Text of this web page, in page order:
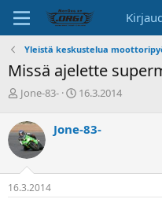
Yleistä keskustelua
Missä ajelette
K
s
k
u
s
t
e
Jone-83-
A
i
s
16.3.2014
Jone-83-
16.3.2014